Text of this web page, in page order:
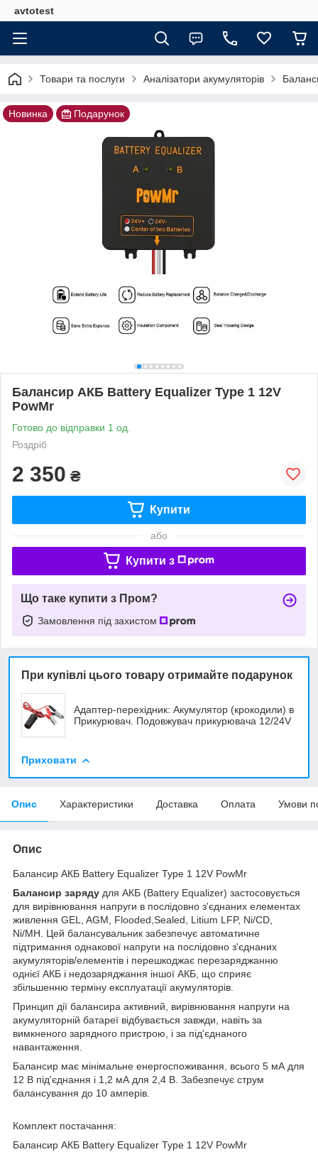
avtotest
Товари та послуги Аналізатори акумуляторів
Новинка Подарунок
Балансир АКБ Battery Equalizer Type 1 12V
PowMr
Готово до відправки 1 од.
Роздріб
2 350 ₴
Купити
або
Купити з
Що таке купити з Пром?
Замовлення під захистом
При купівлі цього товару отримайте подарунок
Адаптер-перехідник: Акумулятор (крокодили) в
Прикурювач. Подовжувач прикурювача 12/24V
Приховати
Опис Характеристики Доставка Оплата Умови
Опис
Балансир АКБ Battery Equalizer Type 1 12V PowMr
Балансир заряду для АКБ (Battery Equalizer) застосовується
для вирівнювання напруги в послідовно з'єднаних елементах
живлення GEL, AGM, Flooded,Sealed, Litium LFP, Ni/CD,
Ni/MH. Цей балансувальник забезпечує автоматичне
підтримання однакової напруги на послідовно з'єднаних
акумуляторів/елементів і перешкоджає перезаряджанню
однієї АКБ і недозаряджання іншої АКБ, що сприяє
збільшенню терміну експлуатації акумуляторів.
Принцип дії балансира активний, вирівнювання напруги на
акумуляторній батареї відбувається завжди, навіть за
вимкненого зарядного пристрою, і за під'єднаного
навантаження.
Балансир має мінімальне енергоспоживання, всього 5 мА для
12 В під'єднання і 1,2 мА для 2,4 В. Забезпечує струм
балансування до 10 амперів.
Комплект постачання:
Балансир АКБ Battery Equalizer Type 1 12V PowMr